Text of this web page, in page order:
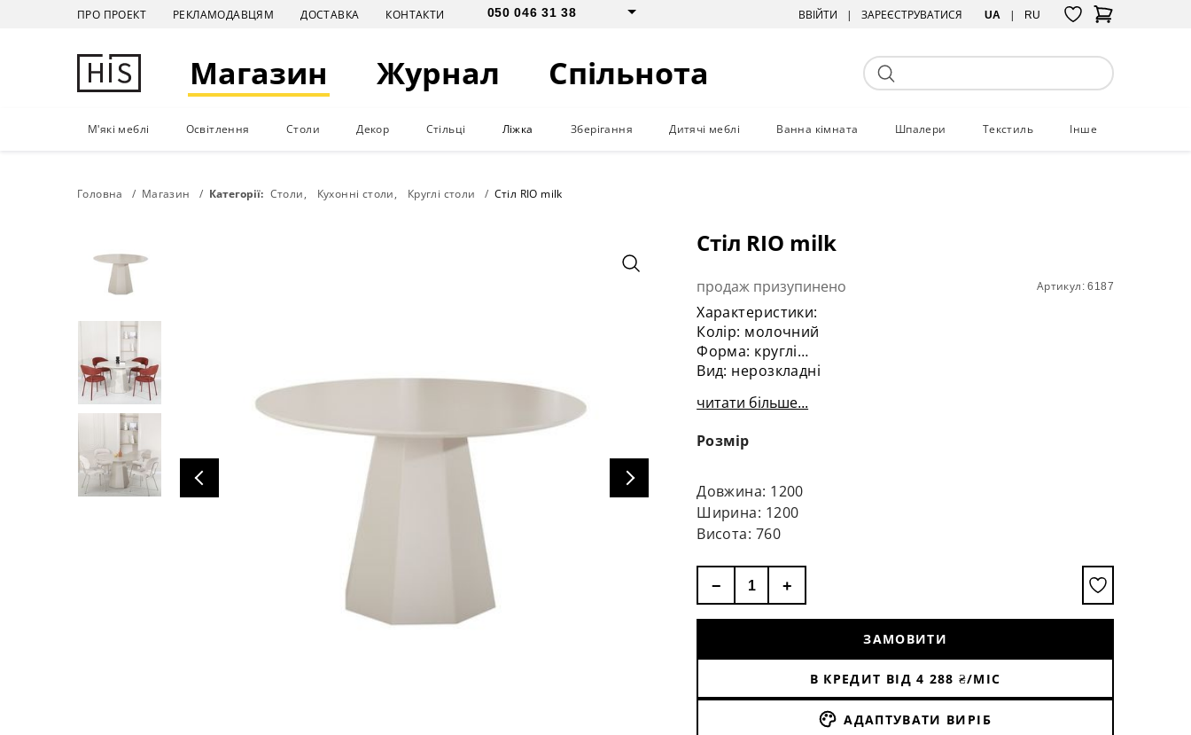
ПРО ПРОЕКТ РЕКЛАМОДАВЦЯМ ДОСТАВКА КОНТАКТИ 050 046 31 38 ВВІЙТИ ЗАРЕЄСТРУВАТИСЯ UA RU
Магазин Журнал Спільнота
М'які меблі Освітлення Столи Декор Стільці Ліжка Зберігання Дитячі меблі Ванна кімната Шпалери Текстиль Інше
Головна Магазин Категорії: Столи Кухонні столи Круглі столи Стіл RIO milk
Стіл RIO milk
Артикул: 6187
продаж призупинено
Характеристики:
Колір: молочний
Форма: круглі
Вид: нерозкладні
Матеріал основи: поліуретановий фарбований МДФ
Висота: 76см
читати більше...
Розмір
Довжина: 1200
Ширина: 1200
Висота: 760
− +
ЗАМОВИТИ
В КРЕДИТ ВІД 4 288 ₴/МІС
АДАПТУВАТИ ВИРІБ